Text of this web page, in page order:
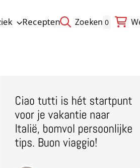
Recepten Zoeken 0
Ciao tutti is hét startpunt
voor je vakantie naar
Italië, bomvol persoonlijke
tips. Buon viaggio!